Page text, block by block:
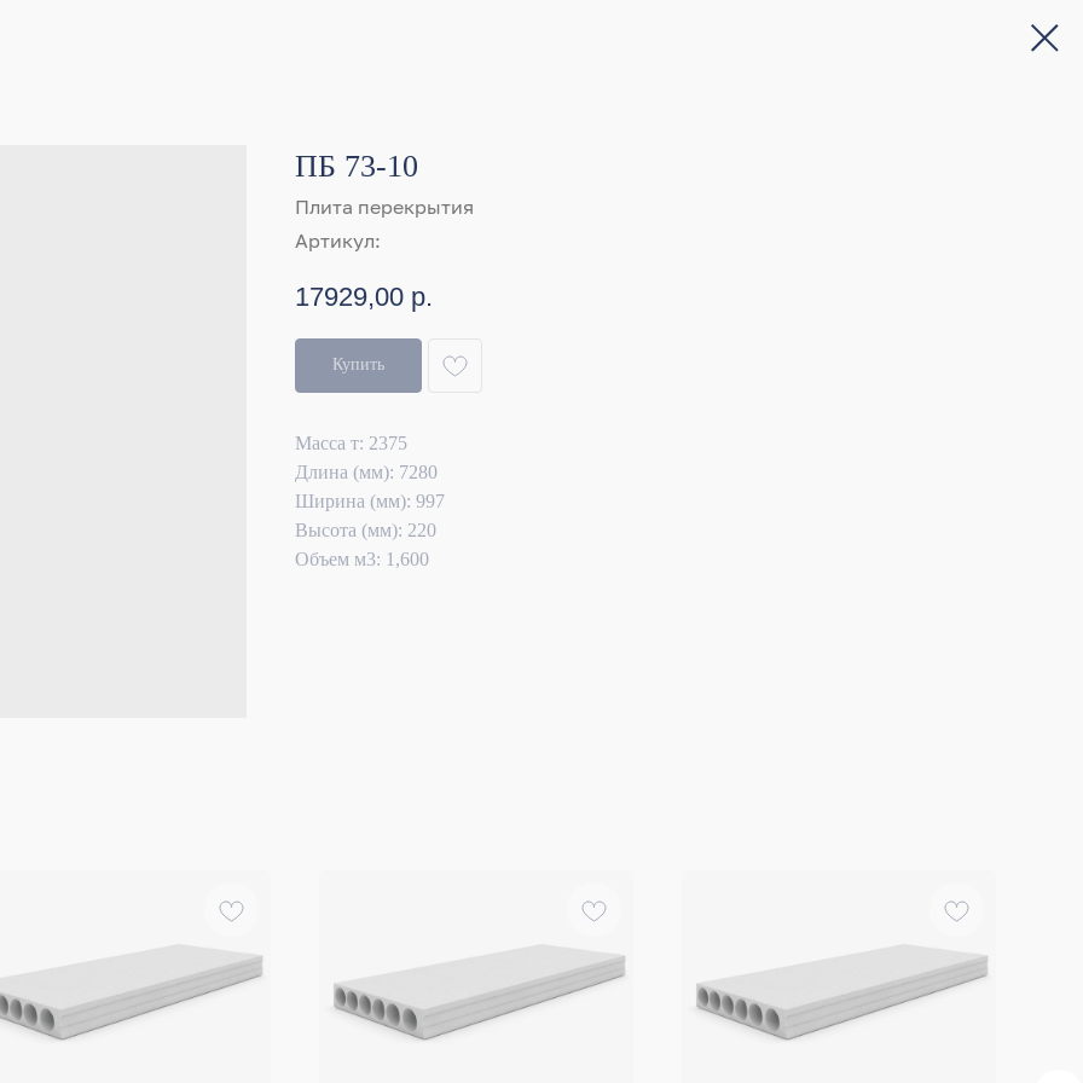
ПБ 73-10
Плита перекрытия
Артикул:
17929,00 р.
Купить
Масса т: 2375
Длина (мм): 7280
Ширина (мм): 997
Высота (мм): 220
Объем м3: 1,600